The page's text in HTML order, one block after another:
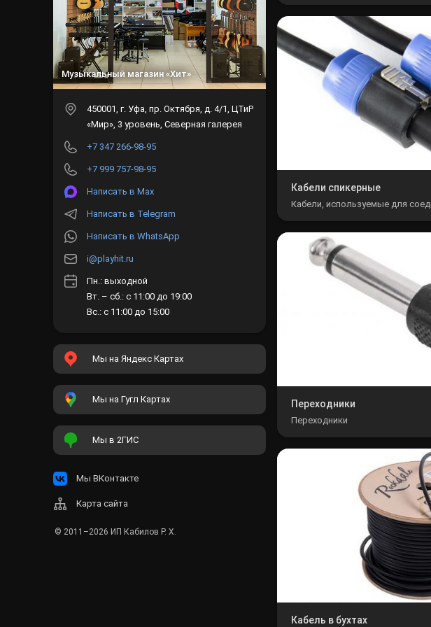
Кабели спикерные
Кабели, используемые для
Переходники
Переходники
Кабель в бухтах
Лампы
Светофильтры
Стробоскопы
Зенитные прожекторы
Музыкальный магазин «Хит»
450001 , г. Уфа пр. Октября, д. 4/1, ЦТиР
«Мир», 3 уровень, Северная галерея
+7 347 266-98-95
+7 999 757-98-95
Написать в Max
Написать в Telegram
Написать в WhatsApp
i@playhit.ru
Пн.: выходной
Вт. – сб.: с 11:00 до 19:00
Вс.: с 11:00 до 15:00
Мы на Яндекс Картах
Мы на Гугл Картах
Мы в 2ГИС
Мы ВКонтакте
Карта сайта
© 2011–2026 ИП Кабилов Р. Х.